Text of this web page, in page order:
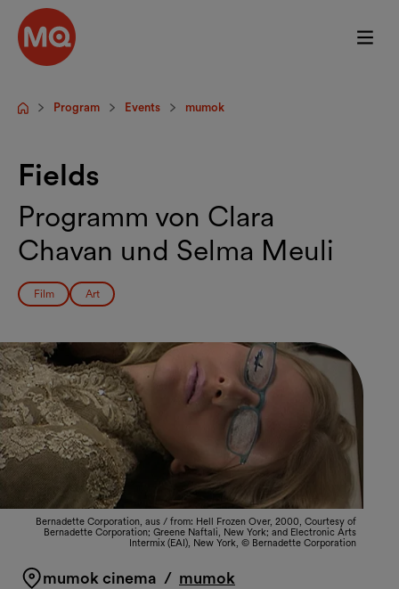
Skip to main content
StartpageProgram Events mumok
Fields
Programm von Clara
Chavan und Selma Meuli
Film Art
Bernadette Corporation, aus / from: Hell Frozen Over, 2000, Courtesy of
Bernadette Corporation; Greene Naftali, New York; and Electronic Arts
Intermix (EAI), New York, © Bernadette Corporation
mumok cinema / mumok